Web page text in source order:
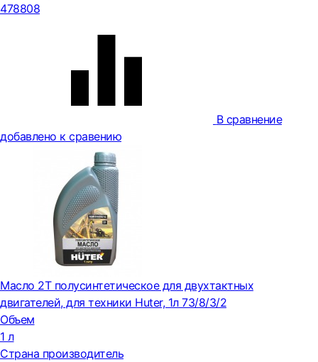
478808
В сравнение
добавлено к сравению
Масло 2Т полусинтетическое для двухтактных
двигателей, для техники Huter, 1л 73/8/3/2
Объем
1 л
Страна производитель